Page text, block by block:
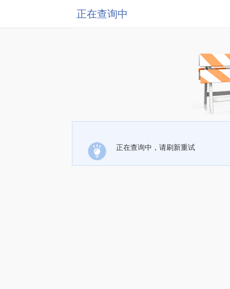
正在查询中
正在查询中，请刷新重试